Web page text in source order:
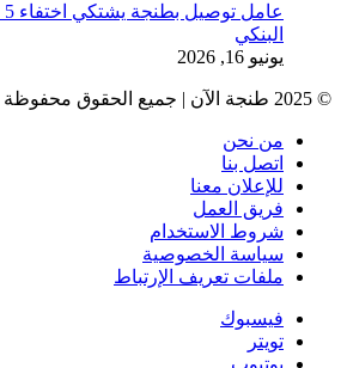
البنكي
يونيو 16, 2026
© 2025 طنجة الآن | جميع الحقوق محفوظة
من نحن
اتصل بنا
للإعلان معنا
فريق العمل
شروط الاستخدام
سياسة الخصوصية
ملفات تعريف الإرتباط
فيسبوك
تويتر